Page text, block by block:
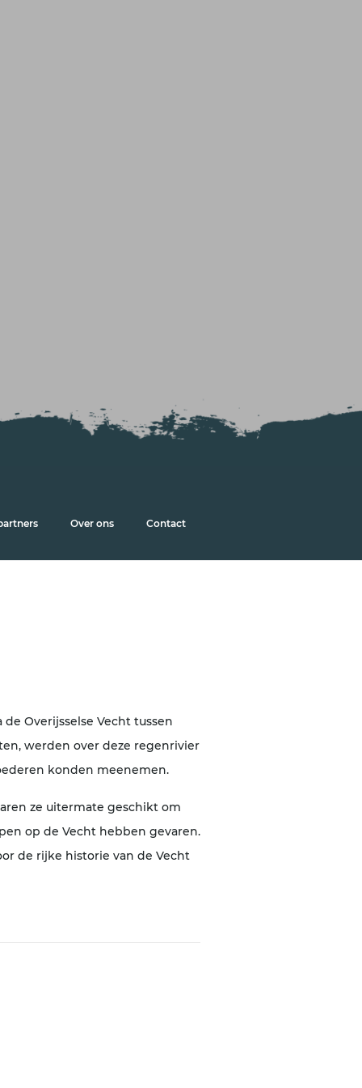
Over ons Contact
Overijsselse Vecht tussen
werden over deze regenrivier
konden meenemen.
ze uitermate geschikt om
op de Vecht hebben gevaren.
de rijke historie van de Vecht